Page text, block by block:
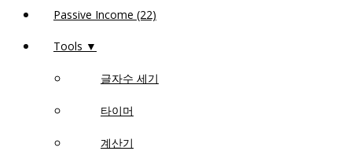
Passive Income (22)
Tools ▼
글자수 세기
타이머
계산기